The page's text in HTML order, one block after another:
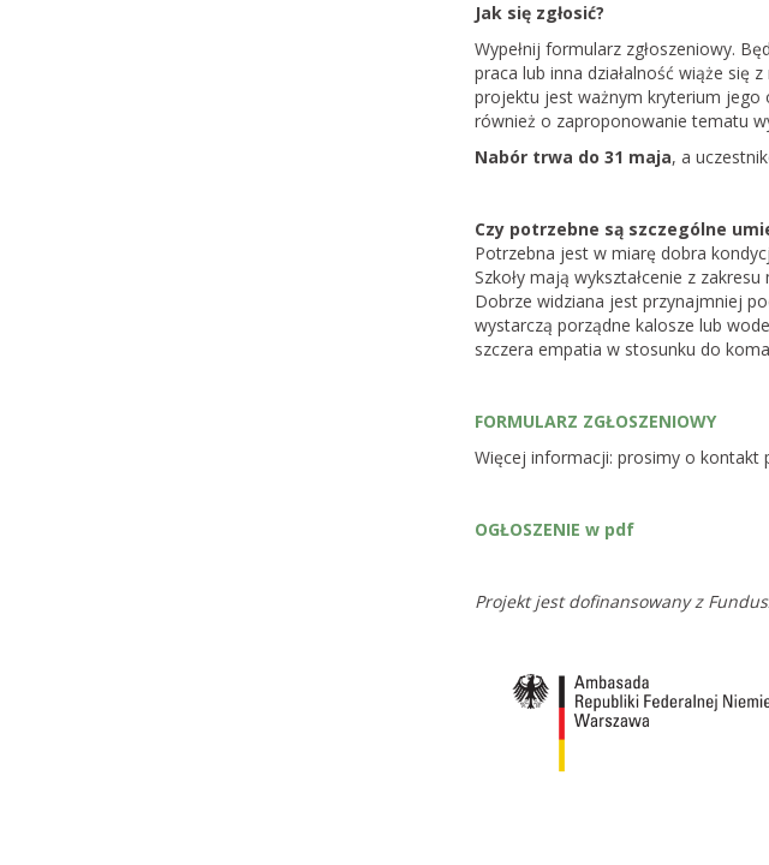
Jak się zgłosić?
Wypełnij formularz zgłoszeniowy.
praca lub inna działalność wiąże się
projektu jest ważnym kryterium jego
również o zaproponowanietematu
Nabór trwa do 31 maja, a
Czy potrzebne są szczególne
Potrzebna jest w miarę dobra
Szkoły mają wykształcenie z
Dobrze widziana jest przynajmniej
wystarczą porządne kalosze lub
szczera empatia w stosunku do
FORMULARZ ZGŁOSZENIOWY
Więcej informacji: prosimy o kontakt
OGŁOSZENIE w pdf
Projekt jest dofinansowany z